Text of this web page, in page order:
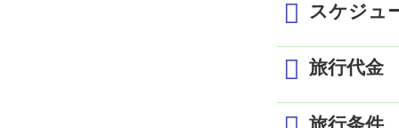
スケジュ
旅行代金
旅行条件